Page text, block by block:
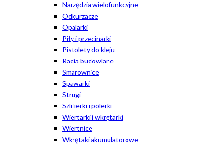
Narzędzia wielofunkcyjne
Odkurzacze
Opalarki
Piły i przecinarki
Pistolety do kleju
Radia budowlane
Smarownice
Spawarki
Strugi
Szlifierki i polerki
Wiertarki i wkrętarki
Wiertnice
Wkrętaki akumulatorowe